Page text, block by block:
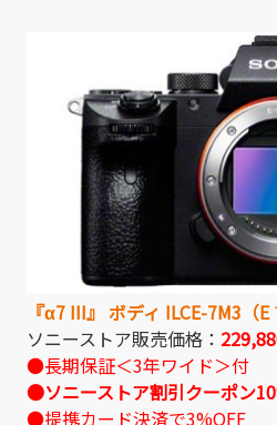
『α7 III』 ボディ ILCE-7M3（
ソニーストア販売価格：
●長期保証＜3年ワイド＞付
●ソニーストア割引クーポン
●提携カード決済で3%OFF